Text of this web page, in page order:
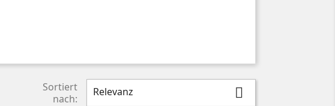
Sortiert
nach:
Relevanz 